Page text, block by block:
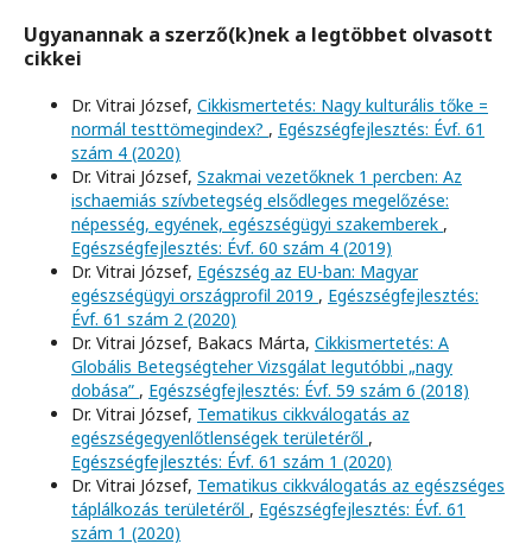
Ugyanannak a szerző(k)nek a legtöbbet olvasott
cikkei
Dr. Vitrai József, Cikkismertetés: Nagy kulturális tőke =
normál testtömegindex? , Egészségfejlesztés: Évf. 61
szám 4 (2020)
Dr. Vitrai József, Szakmai vezetőknek 1 percben: Az
ischaemiás szívbetegség elsődleges megelőzése:
népesség, egyének, egészségügyi szakemberek ,
Egészségfejlesztés: Évf. 60 szám 4 (2019)
Dr. Vitrai József, Egészség az EU-ban: Magyar
egészségügyi országprofil 2019 , Egészségfejlesztés:
Évf. 61 szám 2 (2020)
Dr. Vitrai József, Bakacs Márta, Cikkismertetés: A
Globális Betegségteher Vizsgálat legutóbbi „nagy
dobása” , Egészségfejlesztés: Évf. 59 szám 6 (2018)
Dr. Vitrai József, Tematikus cikkválogatás az
egészségegyenlőtlenségek területéről ,
Egészségfejlesztés: Évf. 61 szám 1 (2020)
Dr. Vitrai József, Tematikus cikkválogatás az egészséges
táplálkozás területéről , Egészségfejlesztés: Évf. 61
szám 1 (2020)